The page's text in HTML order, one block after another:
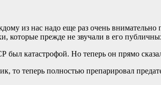
из нас надо еще раз очень
которые прежде не звучали в его
катастрофой. Но теперь он прямо
то теперь полностью препарировал